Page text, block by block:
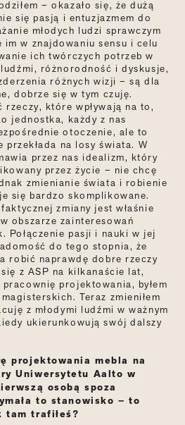
– okazało się, że dużą
się pasją i entuzjazmem do
młodych ludzi sprawczym
im w znajdowaniu sensu i celu
ich twórczych potrzeb w
różnorodność i dyskusje,
różnych wizji – są dla
dobrze się w tym czuję.
rzeczy, które wpływają na to,
jednostka, każdy z nas
otoczenie, ale to
przekłada na losy świata. W
przez nas idealizm, który
przez życie – nie chcę
zmienianie świata i robienie
się bardzo skomplikowane.
zmiany jest właśnie
obszarze zainteresowań
Połączenie pasji i nauki w jej
do tego stopnia, że
robić naprawdę dobre rzeczy
z ASP na kilkanaście lat,
projektowania, byłem
Teraz zmieniłem
z młodymi ludźmi w ważnym
ukierunkowują swój dalszy
projektowania mebla na
Uniwersytetu Aalto w
osobą spoza
to stanowisko – to
tam trafiłeś?